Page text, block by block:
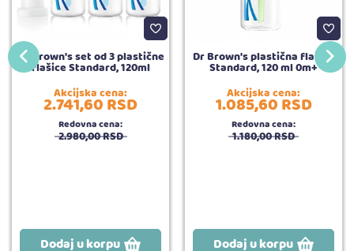
Dr Brown's set od 3 plastične
flašice Standard, 120ml
Akcijska cena:
2.741,60RSD
Redovna cena:
2.980,00RSD
Dodaj u korpu
Dr Brown's plastična flašica
Standard, 120 ml 0m+
Akcijska cena:
1.085,60RSD
Redovna cena:
1.180,00RSD
Dodaj u korpu